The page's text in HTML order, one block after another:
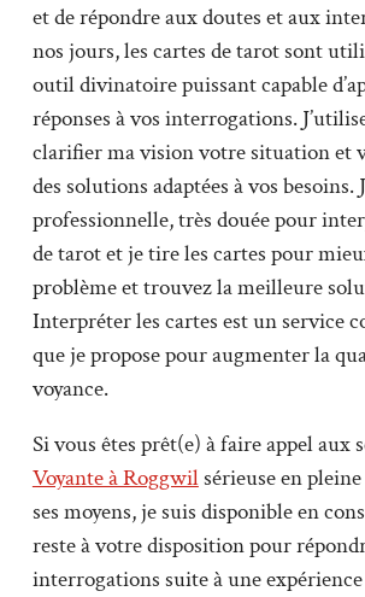
et de répondre aux doutes et aux
nos jours, les cartes de tarot sont
outil divinatoire puissant capable
réponses à vos interrogations.
clarifier ma vision votre situation et
des solutions adaptées à vos besoins.
professionnelle, très douée pour
de tarot et je tire les cartes pour
problème et trouvez la meilleure
Interpréter les cartes est un service
que je propose pour augmenter la
voyance.
Si vous êtes prêt(e) à faire appel aux
Voyante à Roggwilsérieuse en pleine
ses moyens, je suis disponible en
reste à votre disposition pour
interrogations suite à une